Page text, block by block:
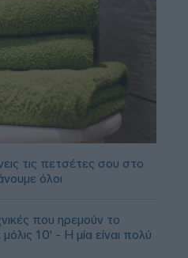
τις πετσέτες σου στο
όλοι
που ηρεμούν το
10' - Η μία είναι πολύ